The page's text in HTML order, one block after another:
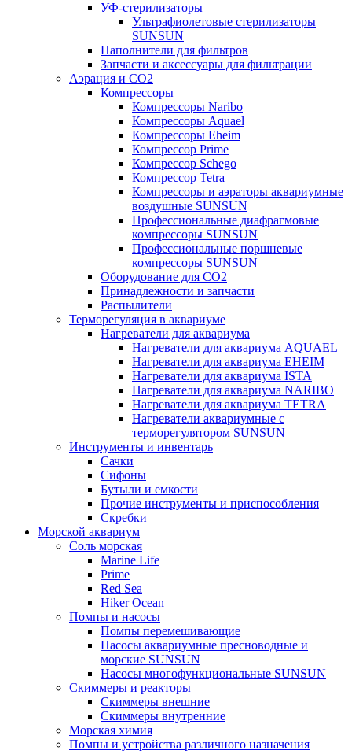
УФ-стерилизаторы
Ультрафиолетовые стерилизаторы
SUNSUN
Наполнители для фильтров
Запчасти и аксессуары для фильтрации
Аэрация и CO2
Компрессоры
Компрессоры Naribo
Компрессоры Aquael
Компрессоры Eheim
Компрессор Prime
Компрессор Schego
Компрессор Tetra
Компрессоры и аэраторы аквариумные
воздушные SUNSUN
Профессиональные диафрагмовые
компрессоры SUNSUN
Профессиональные поршневые
компрессоры SUNSUN
Оборудование для CO2
Принадлежности и запчасти
Распылители
Терморегуляция в аквариуме
Нагреватели для аквариума
Нагреватели для аквариума AQUAEL
Нагреватели для аквариума EHEIM
Нагреватели для аквариума ISTA
Нагреватели для аквариума NARIBO
Нагреватели для аквариума TETRA
Нагреватели аквариумные с
терморегулятором SUNSUN
Инструменты и инвентарь
Сачки
Сифоны
Бутыли и емкости
Прочие инструменты и приспособления
Скребки
Морской аквариум
Соль морская
Marine Life
Prime
Red Sea
Hiker Ocean
Помпы и насосы
Помпы перемешивающие
Насосы аквариумные пресноводные и
морские SUNSUN
Насосы многофункциональные SUNSUN
Скиммеры и реакторы
Скиммеры внешние
Скиммеры внутренние
Морская химия
Помпы и устройства различного назначения